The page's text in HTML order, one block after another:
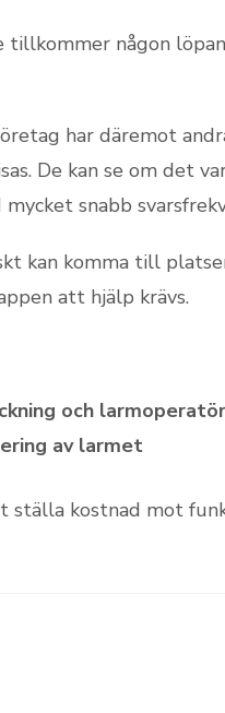
någon
har däremot
De kan se om det
snabb
kan komma till
att hjälp krävs.
och
av larmet
kostnad mot